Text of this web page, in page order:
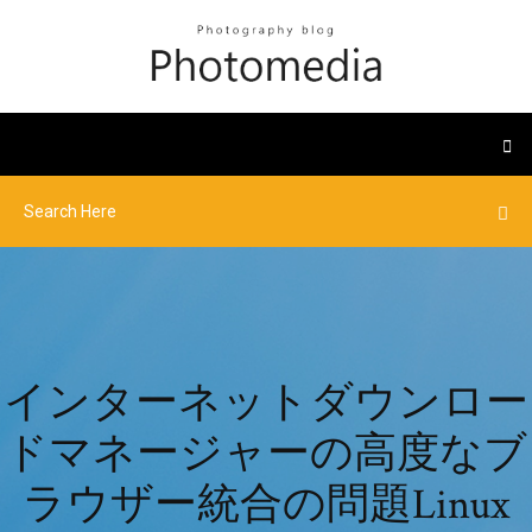
インターネットダウンロー
ドマネージャーの高度なブ
ラウザー統合の問題Linux